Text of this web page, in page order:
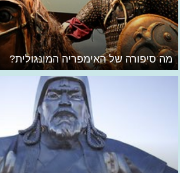
מה סיפורה של האימפריה המונגולית?